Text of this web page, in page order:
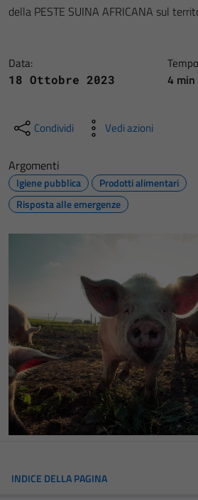
della PESTE SUINA AFRICANA sul
Data:
18 Ottobre 2023 4 min
Condividi Vedi azioni
Argomenti
Igiene pubblica
Prodotti alimentari
Risposta alle emergenze
INDICE DELLA PAGINA